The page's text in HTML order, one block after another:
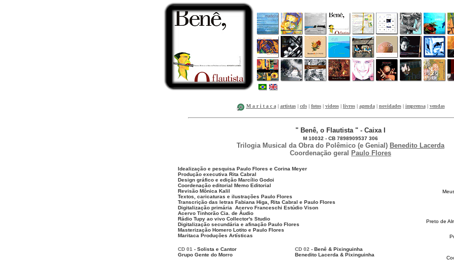
M a r i t a c a| artistas| cds| fotos| videos | livros| agenda| novidades| imprensa | vendas
" Benê, o Flautista " - Caixa I
M 10032 - CB 7898909537 306
Trilogia Musical da Obra do Polêmico (e Genial) Benedito Lacerda
Coordenação geral Paulo Flores
Idealização e pesquisa Paulo Flores e Corina Meyer
Produção executiva Rita Cabral
Design gráfico e edição Marcílio Godoi
Coordenação editorial Memo Editorial
Revisão Mônica Kalil
Textos, caricaturas e ilustrações Paulo Flores
Transcrição das letras Fabiana Higa, Rita Cabral e Paulo Flores
Digitalização primária Acervo Franceschi Estúdio Vison
Acervo Tinhorão Cia. de Áudio
Rádio Tupy ao vivo Collector's Studio
Digitalização secundária e afinação Paulo Flores
Masterização Homero Lotito e Paulo Flores
Maritaca Produções Artísticas
CD 01 - Solista e Cantor
Grupo Gente do Morro
CD 02 - Benê & Pixinguinha
Benedito Lacerda & Pixinguinha
Preto de